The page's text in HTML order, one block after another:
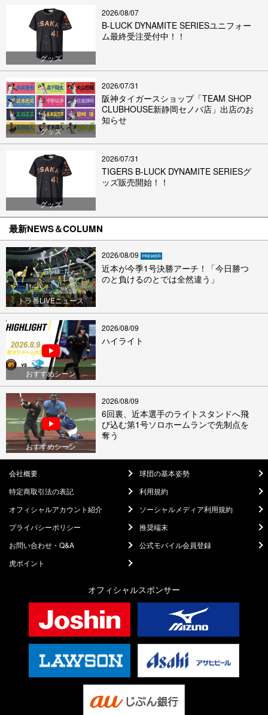
グッズ
2026/08/07
B-LUCK DYNAMITE SERIESユニフォー
ム最終受注受付中！！
グッズ
2026/07/31
阪神タイガースショップ「TEAM SHOP
CLUBHOUSE新静岡セノバ店」出店のお
知らせ
グッズ
2026/07/31
TIGERS B-LUCK DYNAMITE SERIESグ
ッズ販売開始！！
最新NEWS＆COLUMN
トラ番LIVEニュース
2026/08/09
近本が今季1号決勝アーチ！「今日勝つ
のと負けるのとでは全然違う」
おすすめシーン
2026/08/09
ハイライト
おすすめシーン
2026/08/09
6回裏、近本選手のライトスタンドへ飛
び込む第1号ソロホームランで先制点を
奪う
会社概要
球団の基本姿勢
特定商取引法の表記
利用規約
オフィシャルアカウント紹介
ソーシャルメディア利用規約
プライバシーポリシー
推奨端末
お問い合わせ・Q&A
公式モバイル会員登録
虎ポイント
オフィシャルスポンサー